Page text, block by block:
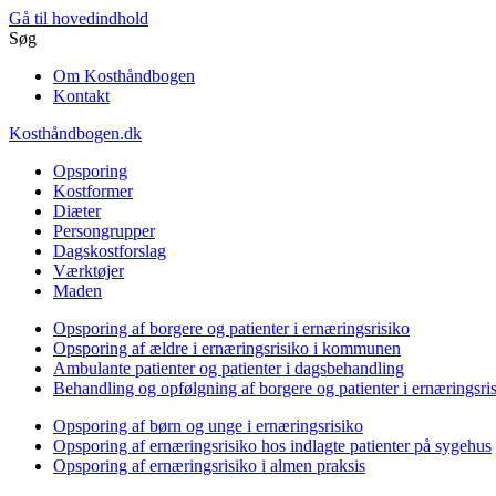
Gå til hovedindhold
Søg
Om Kosthåndbogen
Kontakt
Kosthåndbogen.dk
Opsporing
Kostformer
Diæter
Persongrupper
Dagskostforslag
Værktøjer
Maden
Opsporing af borgere og patienter i ernæringsrisiko
Opsporing af ældre i ernæringsrisiko i kommunen
Ambulante patienter og patienter i dagsbehandling
Behandling og opfølgning af borgere og patienter i
Opsporing af børn og unge i ernæringsrisiko
Opsporing af ernæringsrisiko hos indlagte patienter på sygehus
Opsporing af ernæringsrisiko i almen praksis